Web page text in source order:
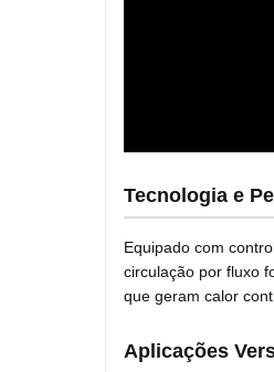
Tecnologia e
Equipado com
circulação por fluxo
que geram calor
Aplicações